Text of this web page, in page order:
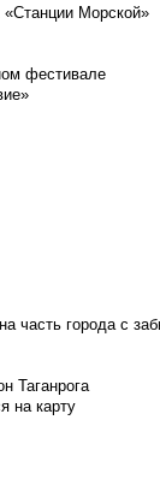
Морской»
фестивале
часть города с
Таганрога
на карту